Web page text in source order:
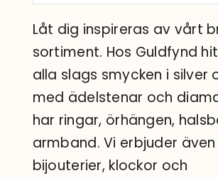
Låt dig inspireras av vårt
sortiment. Hos Guldfynd
alla slags smycken i silver
med ädelstenar och
har ringar, örhängen,
armband. Vi erbjuder även
bijouterier, klockor och